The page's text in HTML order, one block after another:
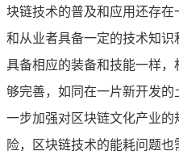
块链技术的普及和应用还存
和从业者具备一定的技术知
具备相应的装备和技能一样
够完善，如同在一片新开发
一步加强对区块链文化产业
险，区块链技术的能耗问题